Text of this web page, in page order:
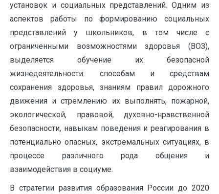
установок и социальных представлений. Одним из
аспектов работы по формированию социальных
представлений у школьников, в том числе с
ограниченными возможностями здоровья (ВОЗ),
выделяется обучение их безопасной
жизнедеятельности: способам и средствам
сохранения здоровья, знаниям правил дорожного
движения и стремлению их выполнять, пожарной,
экологической, правовой, духовно-нравственной
безопасности, навыкам поведения и реагирования в
потенциально опасных, экстремальных ситуациях, в
процессе различного рода общения и
взаимодействия в социуме.
В стратегии развития образования России до 2020